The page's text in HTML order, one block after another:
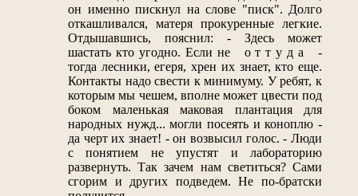
он именно пискнул на слове "писк". Долго
откашливался, матеря прокуренные легкие.
Отдышавшись, пояснил: - Здесь может
шастать кто угодно. Если не о т т у д а -
тогда лесники, егеря, хрен их знает, кто еще.
Контакты надо свести к минимуму. У ребят, к
которым мы чешем, вполне может цвести под
боком маленькая маковая плантация для
народных нужд... могли посеять и коноплю -
да черт их знает! - он возвысил голос. - Люди
с понятием не упустят и лабораторию
развернуть. Так зачем нам светиться? Сами
сгорим и других подведем. Не по-братски